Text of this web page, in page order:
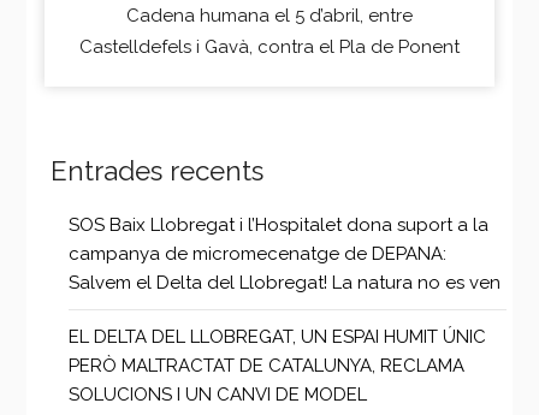
ReadingCadena humana el 5 d’abril, entre
Castelldefels i Gavà, contra el Pla de Ponent
Entrades recents
SOS Baix Llobregat i l’Hospitalet dona suport a la
campanya de micromecenatge de DEPANA:
Salvem el Delta del Llobregat! La natura no es ven
EL DELTA DEL LLOBREGAT, UN ESPAI HUMIT ÚNIC
PERÒ MALTRACTAT DE CATALUNYA, RECLAMA
SOLUCIONS I UN CANVI DE MODEL